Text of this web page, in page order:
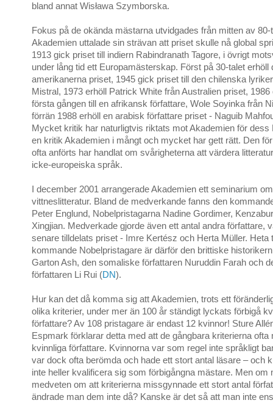
bland annat Wisława Szymborska.
Fokus på de okända mästarna utvidgades från mitten av 80-
Akademien uttalade sin strävan att priset skulle nå global
1913 gick priset till indiern Rabindranath Tagore, i övrigt
under lång tid ett Europamästerskap. Först på 30-talet erhöll
amerikanerna priset, 1945 gick priset till den chilenska
Mistral, 1973 erhöll Patrick White från Australien priset,
första gången till en afrikansk författare, Wole Soyinka från
förrän 1988 erhöll en arabisk författare priset - Naguib
Mycket kritik har naturligtvis riktats mot Akademien för dess
en kritik Akademien i mångt och mycket har gett rätt. Den
ofta anförts har handlat om svårigheterna att värdera
icke-europeiska språk.
I december 2001 arrangerade Akademien ett seminarium om
vittneslitteratur. Bland de medverkande fanns den
Peter Englund, Nobelpristagarna Nadine Gordimer,
Xingjian. Medverkade gjorde även ett antal andra författare,
senare tilldelats priset - Imre Kertész och Herta Müller. Heta
kommande Nobelpristagare är därför den brittiske
Garton Ash, den somaliske författaren Nuruddin Farah och
författaren Li Rui (DN).
Hur kan det då komma sig att Akademien, trots ett
olika kriterier, under mer än 100 år ständigt lyckats förbigå
författare? Av 108 pristagare är endast 12 kvinnor! Sture
Espmark förklarar detta med att de gångbara kriterierna ofta
kvinnliga författare. Kvinnorna var som regel inte språkligt
var dock ofta berömda och hade ett stort antal läsare – och
inte heller kvalificera sig som förbigångna mästare. Men om
medveten om att kriterierna missgynnade ett stort antal
ändrade man dem inte då? Kanske är det så att man inte ens